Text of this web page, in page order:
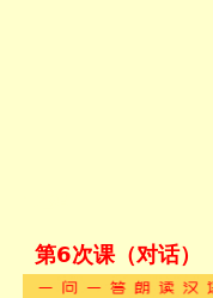
第6次课（对话）